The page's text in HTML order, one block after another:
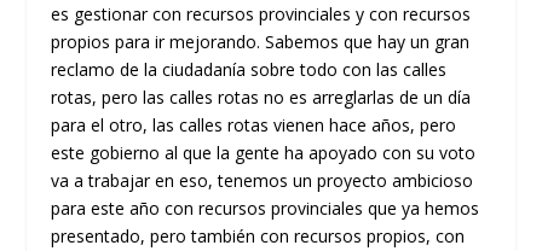
es gestionar con recursos provinciales y con recursos
propios para ir mejorando. Sabemos que hay un gran
reclamo de la ciudadanía sobre todo con las calles
rotas, pero las calles rotas no es arreglarlas de un día
para el otro, las calles rotas vienen hace años, pero
este gobierno al que la gente ha apoyado con su voto
va a trabajar en eso, tenemos un proyecto ambicioso
para este año con recursos provinciales que ya hemos
presentado, pero también con recursos propios, con